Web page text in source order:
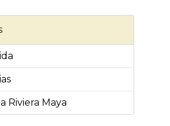
Riviera Maya